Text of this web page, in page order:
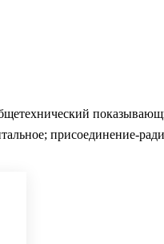
присоединение-